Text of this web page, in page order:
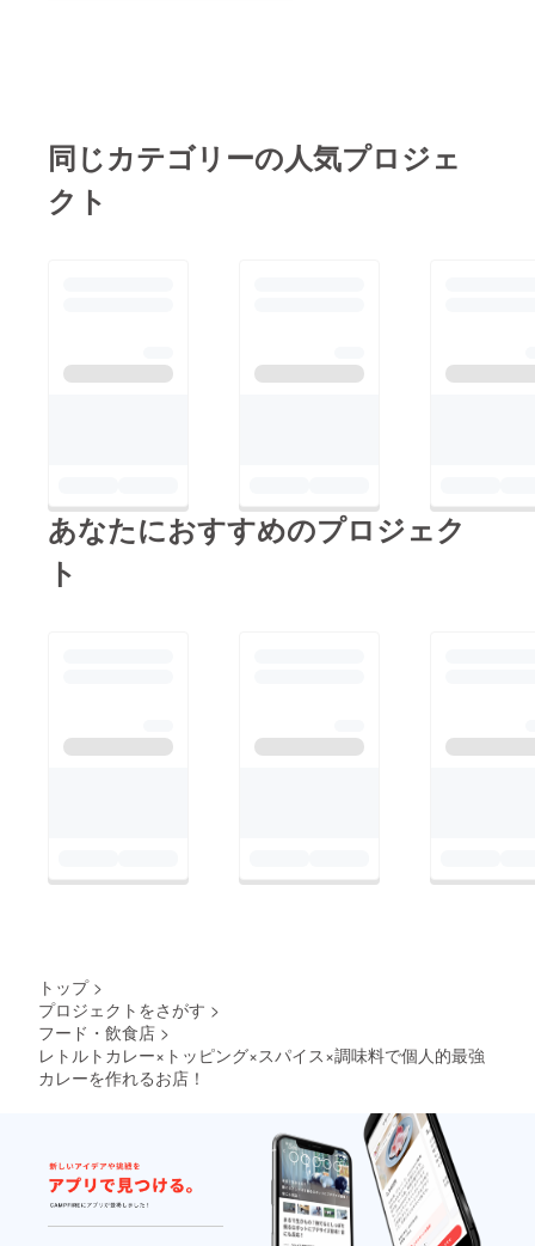
同じカテゴリーの人気プロジェ
クト
あなたにおすすめのプロジェク
ト
トップ >
プロジェクトをさがす >
フード・飲食店 >
レトルトカレー×トッピング×スパイス×調味料で個人的最強
カレーを作れるお店！